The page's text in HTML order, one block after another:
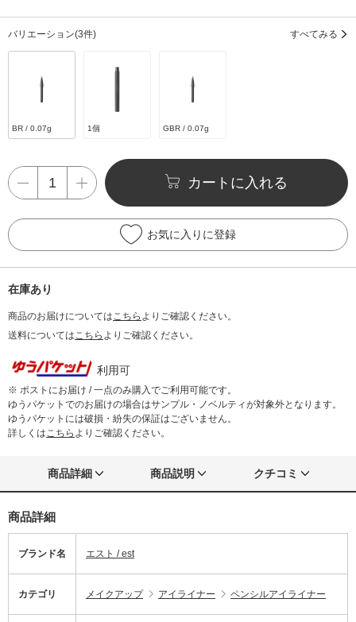
バリエーション(3件) すべてみる
BR / 0.07g 1個 GBR / 0.07g
カートに入れる
お気に入りに登録
在庫あり
商品のお届けについてはこちら よりご確認ください。
送料についてはこちら よりご確認ください。
利用可
※ ポストにお届け / 一点のみ購入でご利用可能です。
ゆうパケットでのお届けの場合はサンプル・ノベルティが対象外となります。
ゆうパケットには破損・紛失の保証はございません。
詳しくはこちら よりご確認ください。
商品詳細 商品説明 クチコミ
商品詳細
ブランド名 エスト / est
カテゴリ メイクアップ アイライナー ペンシルアイライナー